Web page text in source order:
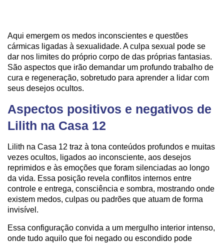
Aqui emergem os medos inconscientes e questões
cármicas ligadas à sexualidade. A culpa sexual pode se
dar nos limites do próprio corpo de das próprias fantasias.
São aspectos que irão demandar um profundo trabalho de
cura e regeneração, sobretudo para aprender a lidar com
seus desejos ocultos.
Aspectos positivos e negativos de
Lilith na Casa 12
Lilith na Casa 12 traz à tona conteúdos profundos e muitas
vezes ocultos, ligados ao inconsciente, aos desejos
reprimidos e às emoções que foram silenciadas ao longo
da vida. Essa posição revela conflitos internos entre
controle e entrega, consciência e sombra, mostrando onde
existem medos, culpas ou padrões que atuam de forma
invisível.
Essa configuração convida a um mergulho interior intenso,
onde tudo aquilo que foi negado ou escondido pode